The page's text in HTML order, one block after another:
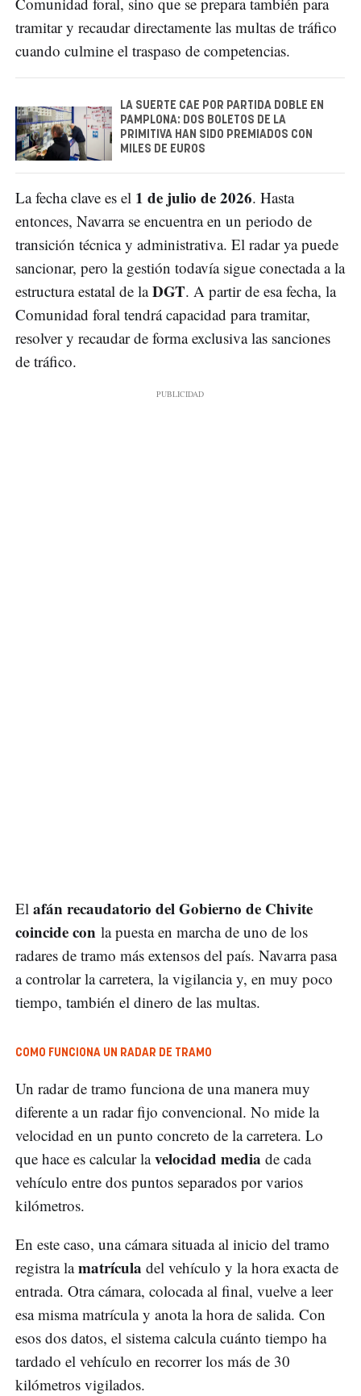
tramitar y recaudar directamente las multas de tráfico
cuando culmine el traspaso de competencias.
LA SUERTE CAE POR PARTIDA DOBLE EN
PAMPLONA: DOS BOLETOS DE LA
PRIMITIVA HAN SIDO PREMIADOS CON
MILES DE EUROS
La fecha clave es el 1 de julio de 2026. Hasta
entonces, Navarra se encuentra en un periodo de
transición técnica y administrativa. El radar ya puede
sancionar, pero la gestión todavía sigue conectada a la
estructura estatal de laDGT. A partir de esa fecha, la
Comunidad foral tendrá capacidad para tramitar,
resolver y recaudar de forma exclusiva las sanciones
de tráfico.
El afán recaudatorio del Gobierno de Chivite
coincide con la puesta en marcha de uno de los
radares de tramo más extensos del país. Navarra pasa
a controlar la carretera, la vigilancia y, en muy poco
tiempo, también el dinero de las multas.
COMO FUNCIONA UN RADAR DE TRAMO
Un radar de tramo funciona de una manera muy
diferente a un radar fijo convencional. No mide la
velocidad en un punto concreto de la carretera. Lo
que hace es calcular lavelocidad media de cada
vehículo entre dos puntos separados por varios
kilómetros.
En este caso, una cámara situada al inicio del tramo
registra lamatrícula del vehículo y la hora exacta de
entrada. Otra cámara, colocada al final, vuelve a leer
esa misma matrícula y anota la hora de salida. Con
esos dos datos, el sistema calcula cuánto tiempo ha
tardado el vehículo en recorrer los más de 30
kilómetros vigilados.